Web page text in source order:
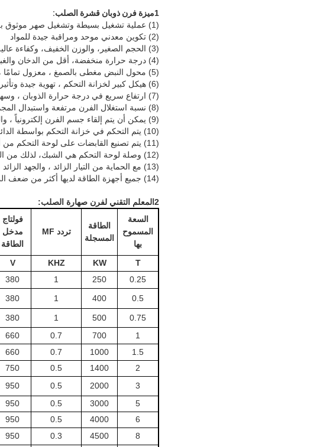
1ميزة فرن ذوبان قشرة الصلب:
(1) عملية تشغيل بسيطة وتشغيل صهر موثوق به
(2) تكوين معدني موحد ومراقبة جيدة للمواد
(3) الحجم الصغير، والوزن الخفيف، وكفاءة عالية وانخفاض استهلاك الطاقة للمعدات
(4) درجة حرارة منخفضة، أقل من الدخان والغبار حول الفرن وبيئة عمل جيدة
(5) محول النبض مغطى بالصمغ ، معزول تمامًا من الخارج ، مع مقاومة الجهد العالي وانخفاض الخلل.
(6) هيكل كبير لخزانة التحكم ، تهوية جيدة وتأثير تبديد الحرارة في خزانة التحكم.
(7) ارتفاع سريع في درجة حرارة الذوبان ، وسهولة التحكم في درجة حرارة الفرن وكفاءة إنتاج عالية
(8) نسبة استغلال الفرن مرتفعة واستبدال المجموعة مريح.
(9) يمكن أن يتم إلقاء جسم الفرن إلكترونياً ، والذي يسهل إخراجه ومناسب بشكل خاص للصب.
(10) يتم التحكم في خزانة التحكم بواسطة الدائرة الرقمية الكاملة مع انخفاض معدل الفشل وتعديل مريح.
(11) يتم تصنيع القابضات على لوحة التحكم من أجزاء مطلية بالذهب ، والتي لها اتصال قوي ومدة خدمة طويلة.
(12) وصلة لوحة التحكم هي الشبك، لذلك من المريح جدا استبدال لوحة التحكم.
(13) مع الحماية من التيار الزائد ، والجهد الزائد ، ونقص المياه ، مع إغلاق الحلقة المغلقة المزدوجة والاعتراض.
(14) جميع أجهزة الطاقة لديها أكثر من ضعف الرغبة في ضمان استقرار المعدات على المدى الطويل.
2المعلم التقني لفرن صهارة الصلب:
السعة
المسموح
بها
الطاقة
المسجلة
تردد MF
فولتاج
مدخل
الطاقة
T
KW
KHZ
V
0.25
250
1
380
0.5
400
1
380
0.75
500
1
380
1
700
0.7
660
1.5
1000
0.7
660
2
1400
0.5
750
3
2000
0.5
950
5
3000
0.5
950
6
4000
0.5
950
8
4500
0.3
950